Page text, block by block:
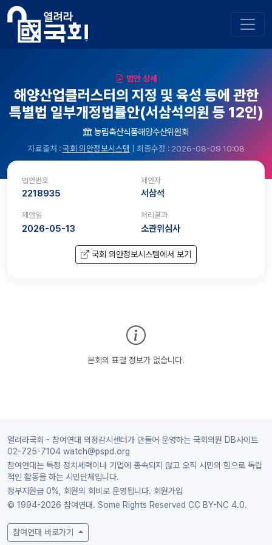
법안 상세
해양산업클러스터의 지정 및 육성 등에 관한
특별법 일부개정법률안(서삼석의원 등 12인)
농림축산식품해양수산위원회
자료출처 :국회 의안정보시스템 | 최종수정 : 2026-08-09 10:08
법안번호
2218935
제안자
서삼석
제안일
2026-05-13
처리결과
소관위심사
국회 의안정보시스템에서 보기
본회의 표결 정보가 없습니다.
열려라국회 - 참여연대 의정감시센터가 만들어 운영하는 국회의원 DB사이트
02-725-7104 watch@pspd.org
참여연대는 특정 정치세력이나 기업에 종속되지 않고 오직 시민의 힘으로 독립
적인 활동을 하는 시민단체입니다.
정부지원금 0%, 회원의 회비로 운영됩니다. 회원가입
© 1994-2026 참여연대. Some Rights Reserved CC BY-NC 4.0.
참여연대 바로가기